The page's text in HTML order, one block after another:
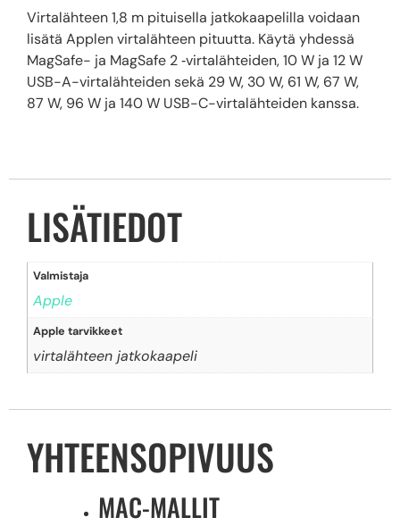
Virtalähteen 1,8 m pituisella jatkokaapelilla voidaan
lisätä Applen virtalähteen pituutta. Käytä yhdessä
MagSafe- ja MagSafe 2 ‑virtalähteiden, 10 W ja 12 W
USB-A-virtalähteiden sekä 29 W, 30 W, 61 W, 67 W,
87 W, 96 W ja 140 W USB-C-virtalähteiden kanssa.
LISÄTIEDOT
Valmistaja
Apple
Apple tarvikkeet
virtalähteen jatkokaapeli
YHTEENSOPIVUUS
MAC-MALLIT